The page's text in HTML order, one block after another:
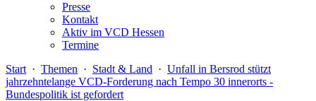
Presse
Kontakt
Aktiv im VCD Hessen
Termine
Start · Themen · Stadt & Land · Unfall in Bersrod stützt
jahrzehntelange VCD-Forderung nach Tempo 30 innerorts -
Bundespolitik ist gefordert